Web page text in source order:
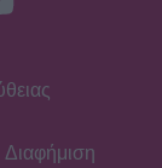
Διαφήμιση